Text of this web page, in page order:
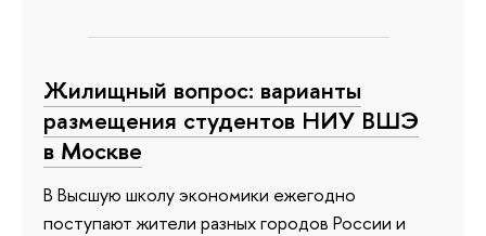
Жилищный вопрос: варианты
размещения студентов НИУ ВШЭ
в Москве
В Высшую школу экономики ежегодно
поступают жители разных городов России и